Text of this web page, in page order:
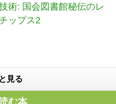
術: 国会図書館秘伝のレ
ップス2
見る
む本